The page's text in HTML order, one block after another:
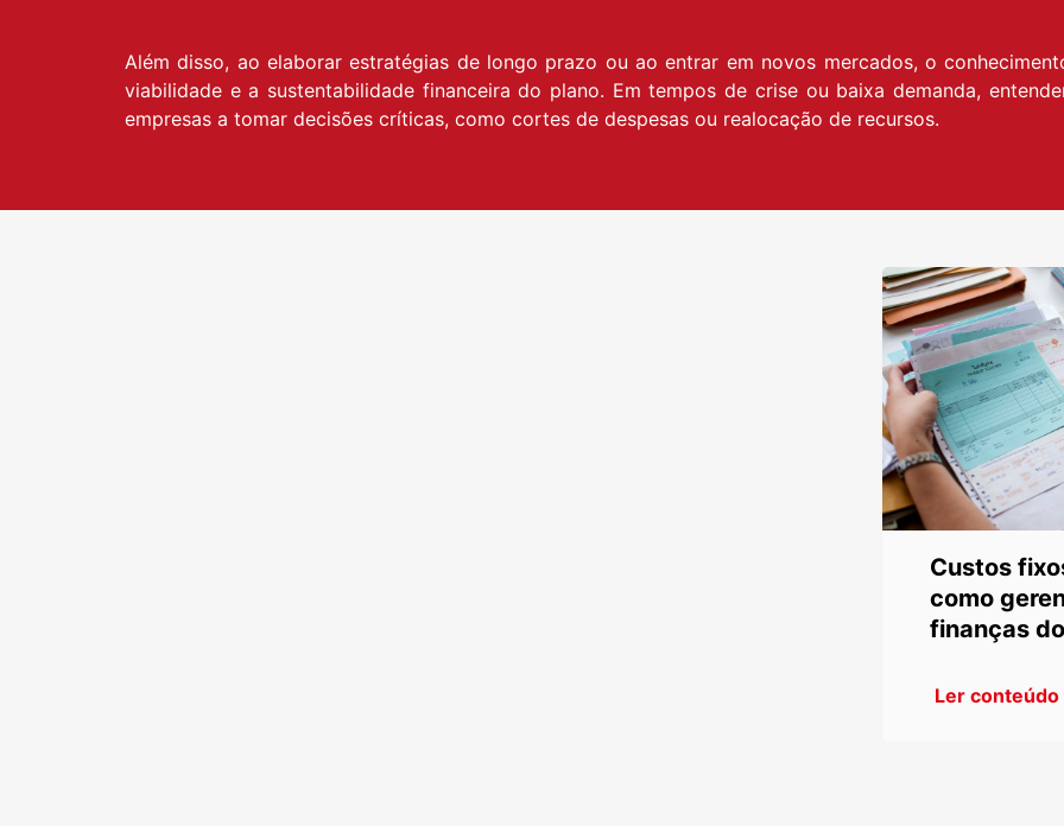
Além disso, ao elaborar estratégias de longo prazo ou ao entrar em novos mercados, o
viabilidade e a sustentabilidade financeira do plano. Em tempos de crise ou baixa demanda,
empresas a tomar decisões críticas, como cortes de despesas ou realocação de recursos.
Custos
como
finanças
Ler conteúdo